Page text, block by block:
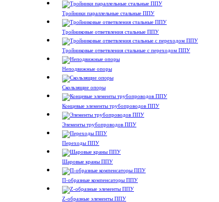
Тройники параллельные стальные ППУ
Тройниковые ответвления стальные ППУ
Тройниковые ответвления стальные с переходом ППУ
Неподвижные опоры
Скользящие опоры
Концевые элементы трубопроводов ППУ
Элементы трубопроводов ППУ
Переходы ППУ
Шаровые краны ППУ
П-образные компенсаторы ППУ
Z-образные элементы ППУ